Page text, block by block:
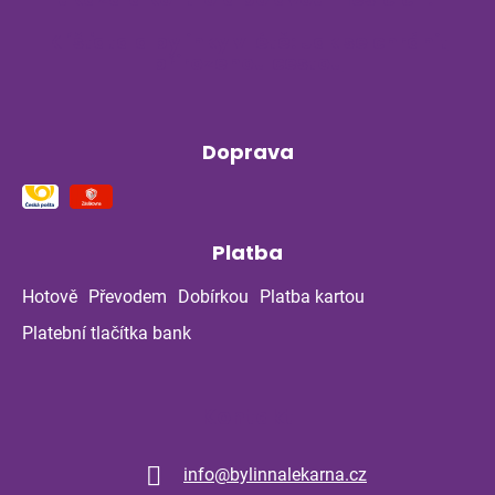
Doprava
Platba
Hotově Převodem Dobírkou
Platba kartou
Platební tlačítka bank
info@bylinnalekarna.cz